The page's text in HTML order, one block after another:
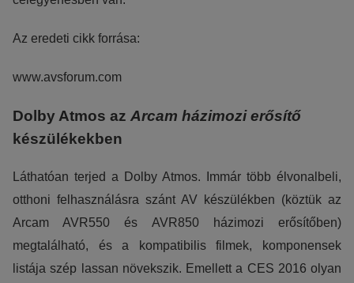
Az eredeti cikk forrása:
www.avsforum.com
Dolby Atmos az Arcam házimozi erősítő
készülékekben
Láthatóan terjed a Dolby Atmos. Immár több élvonalbeli,
otthoni felhasználásra szánt AV készülékben (köztük az
Arcam AVR550 és AVR850 házimozi erősítőben)
megtalálható, és a kompatibilis filmek, komponensek
listája szép lassan növekszik. Emellett a CES 2016 olyan
statisztikai adatokat a Google Analytics segítségével, amely
Azért települnek ezek a sütik, hogy a felhasználót számára
egyedi, releváns, érdeklődési körébe tartozó